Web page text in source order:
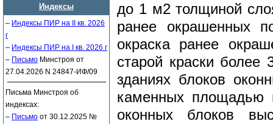
Индексы
– Индексы ПИР на II кв. 2026
г
– Индексы ПИР на I кв. 2026 г
– Письмо Минстроя от
27.04.2026 N 24847-ИФ/09
Письма Минстроя об
индексах:
– Письмо от 30.12.2025 №
до 1 м2 толщиной
ранее окрашенных
окраска ранее
старой краски
зданиях блоков
каменных площадью
оконных блоков